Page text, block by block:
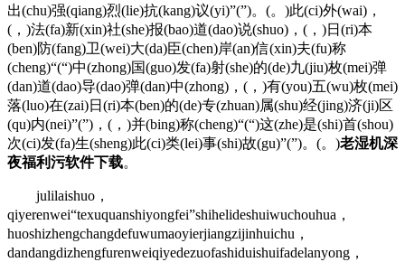
出(chu)强(qiang)烈(lie)抗(kang)议(yi)”(”)。(。)此(ci)外(wai)，
(，)法(fa)新(xin)社(she)报(bao)道(dao)说(shuo)，(，)日(ri)本
(ben)防(fang)卫(wei)大(da)臣(chen)岸(an)信(xin)夫(fu)称
(cheng)“(“)中(zhong)国(guo)发(fa)射(she)的(de)九(jiu)枚(mei)弹
(dan)道(dao)导(dao)弹(dan)中(zhong)，(，)有(you)五(wu)枚(mei)
落(luo)在(zai)日(ri)本(ben)的(de)专(zhuan)属(shu)经(jing)济(ji)区
(qu)内(nei)”(”)，(，)并(bing)称(cheng)“(“)这(zhe)是(shi)首(shou)
次(ci)发(fa)生(sheng)此(ci)类(lei)事(shi)故(gu)”(”)。(。)老湿机深
夜福利污软件下载。
julilaishuo，
qiyerenwei“texuquanshiyongfei”shihelideshuiwuchouhua，
huoshizhengchangdefuwumaoyierjiangzijinhuichu，
dandangdizhengfurenweiqiyedezuofashiduishuifadelanyong，